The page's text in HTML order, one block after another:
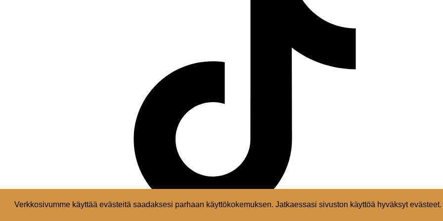
Verkkosivumme käyttää evästeitä saadaksesi parhaan käyttökokemuksen. Jatkaessasi sivuston käyttöä hyväksyt evästeet.